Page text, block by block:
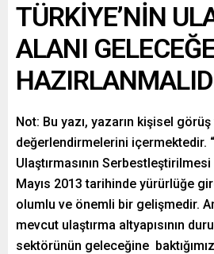
TÜRKİYE’NİN
ALANI
Not: Bu yazı, yazarın kişisel görüş
değerlendirmelerini içermektedir.
Ulaştırmasının Serbestleştirilmesi
Mayıs 2013 tarihinde yürürlüğe
olumlu ve önemli bir gelişmedir.
mevcut ulaştırma altyapısının
sektörünün geleceğine